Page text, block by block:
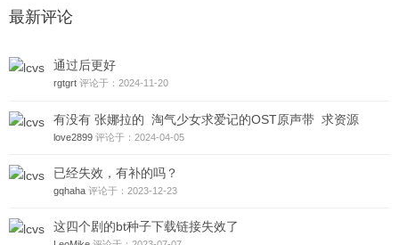
最新评论
通过后更好
rgtgrt 评论于：2024-11-20
有没有 张娜拉的 淘气少女求爱记的OST原声带 求资源
love2899 评论于：2024-04-05
已经失效，有补的吗？
gqhaha 评论于：2023-12-23
这四个剧的bt种子下载链接失效了